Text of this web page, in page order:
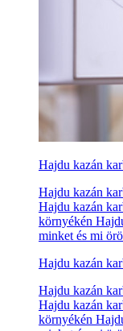
Hajdu kazán
Hajdu kazán
Hajdu kazán
környékén
minket és mi
Hajdu kazán
Hajdu kazán
Hajdu kazán
környékén